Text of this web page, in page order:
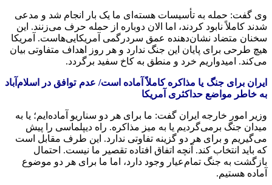
وی گفت: حمله به تأسیسات هسته‌ای ما یک بار انجام شد و مدعی
شدند کاملاً نابود کردند، اما الان دوباره از حمله حرف می‌زنند. این
سخنان متضاد نشان‌دهنده عمق سردرگمی آمریکایی‌هاست. آمریکا
هیچ طرحی برای پایان این جنگ ندارد و هر روز اهداف متفاوتی بیان
می‌کند. امیدواریم خرد و منطق به کاخ سفید برگردد.
ایران برای جنگ یا مذاکره کاملاً آماده است/ عدم توافق در اسلام‌آباد
به خاطر مواضع حداکثری آمریکا
وزیر امور خارجه ایران گفت: ما برای هر دو سناریو آماده‌ایم؛ یا به
میدان جنگ برمی‌گردیم یا به میز مذاکره. راه دیپلماسی را پیش
می‌گیریم و برای هر دو گزینه تفاوتی ندارد. این طرف مقابل است
که باید انتخاب کند. آنچه اتفاق افتاده تقصیر ما نیست. احتمال
بازگشت به جنگ تمام‌عیار وجود دارد، اما ما برای هر دو موضوع
آماده هستیم.